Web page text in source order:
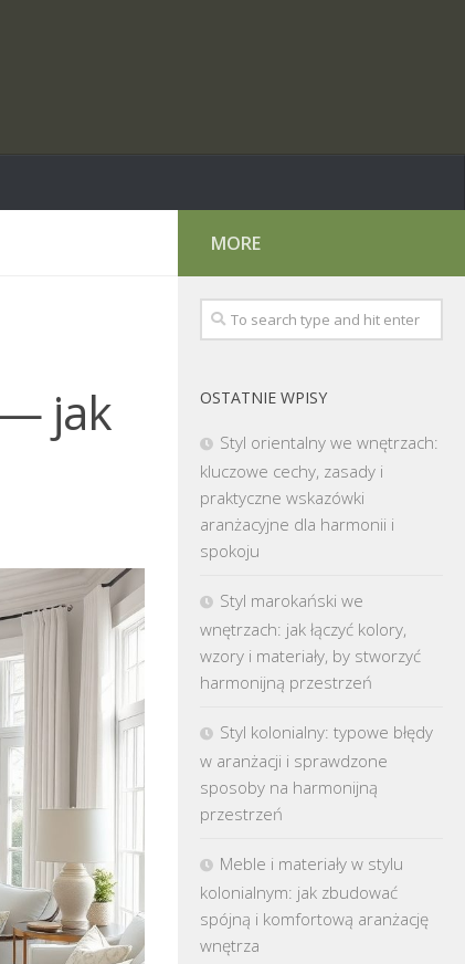
jak
MORE
OSTATNIE WPISY
Styl orientalny we wnętrzach:
kluczowe cechy, zasady i
praktyczne wskazówki
aranżacyjne dla harmonii i
spokoju
Styl marokański we
wnętrzach: jak łączyć kolory,
wzory i materiały, by stworzyć
harmonijną przestrzeń
Styl kolonialny: typowe błędy
w aranżacji i sprawdzone
sposoby na harmonijną
przestrzeń
Meble i materiały w stylu
kolonialnym: jak zbudować
spójną i komfortową aranżację
wnętrza